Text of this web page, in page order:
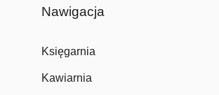
Nawigacja
Księgarnia
Kawiarnia